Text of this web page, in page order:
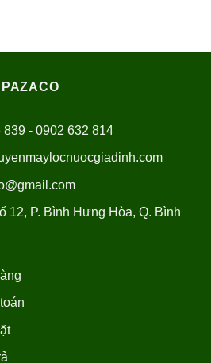
- 0902 632 814
P. Bình Hưng Hòa, Q. Bình